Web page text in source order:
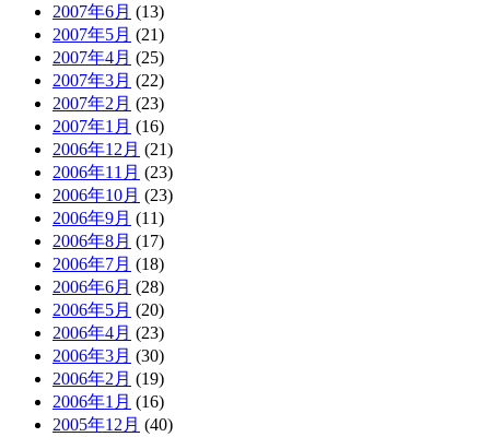
2007年6月 (13)
2007年5月 (21)
2007年4月 (25)
2007年3月 (22)
2007年2月 (23)
2007年1月 (16)
2006年12月 (21)
2006年11月 (23)
2006年10月 (23)
2006年9月 (11)
2006年8月 (17)
2006年7月 (18)
2006年6月 (28)
2006年5月 (20)
2006年4月 (23)
2006年3月 (30)
2006年2月 (19)
2006年1月 (16)
2005年12月 (40)